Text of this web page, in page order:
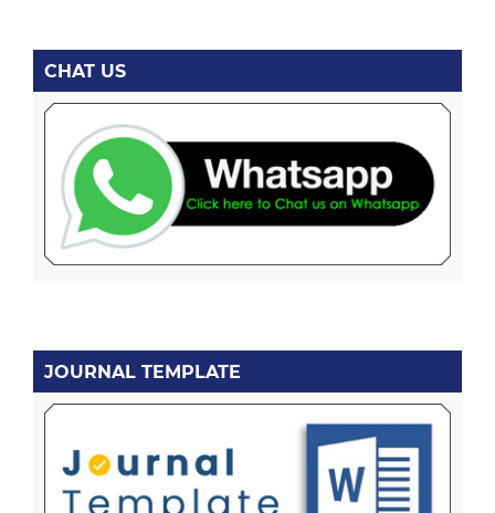
CHAT US
JOURNAL TEMPLATE